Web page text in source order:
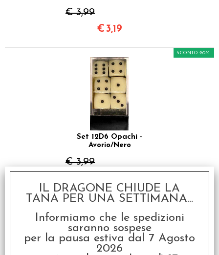
€ 3,99
€3,19
Set 12D6 Opachi -
Avorio/Nero
€ 3,99
SCONTO 20%
SCONTO 20%
IL DRAGONE CHIUDE LA
TANA PER UNA SETTIMANA...
Informiamo che le spedizioni
saranno sospese
per la pausa estiva dal 7 Agosto
2026